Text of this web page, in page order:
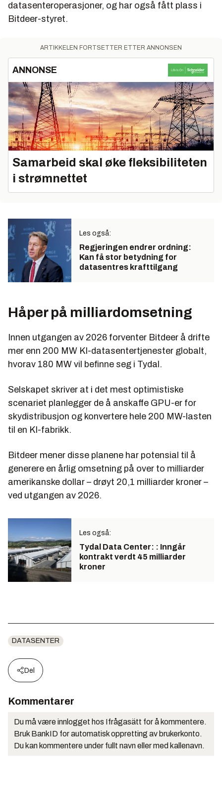
datasenteroperasjoner, og har også fått plass i
Bitdeer-styret.
ARTIKKELEN FORTSETTER ETTER ANNONSEN
ANNONSE
Samarbeid skal øke fleksibiliteten
i strømnettet
Les også:
Regjeringen endrer ordning:
Kan få stor betydning for
datasentres krafttilgang
Håper på milliardomsetning
Innen utgangen av 2026 forventer Bitdeer å drifte
mer enn 200 MW KI-datasentertjenester globalt,
hvorav 180 MW vil befinne seg i Tydal.
Selskapet skriver at i det mest optimistiske
scenariet planlegger de å anskaffe GPU-er for
skydistribusjon og konvertere hele 200 MW-lasten
til en KI-fabrikk.
Bitdeer mener disse planene har potensial til å
generere en årlig omsetning på over to milliarder
amerikanske dollar – drøyt 20,1 milliarder kroner –
ved utgangen av 2026.
Les også:
Tydal Data Center: : Inngår
kontrakt verdt 45 milliarder
kroner
DATASENTER
Del
Kommentarer
Du må være innlogget hos Ifrågasätt for å kommentere.
Bruk BankID for automatisk oppretting av brukerkonto.
Du kan kommentere under fullt navn eller med kallenavn.